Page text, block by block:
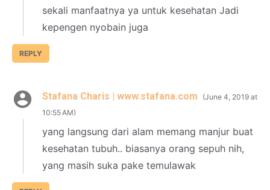
sekali manfaatnya ya untuk kesehatan Jadi
kepengen nyobain juga
REPLY
Stafana Charis | www.stafana.com
June 4, 2019 at
10:55 AM
yang langsung dari alam memang manjur buat
kesehatan tubuh.. biasanya orang sepuh nih,
yang masih suka pake temulawak